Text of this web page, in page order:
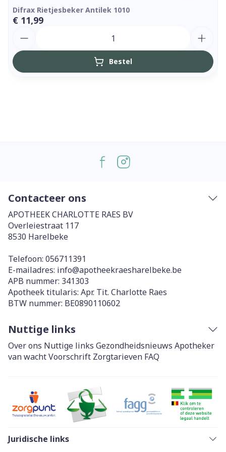
Difrax Rietjesbeker Antilek 1010
€ 11,99
Bestel
Contacteer ons
APOTHEEK CHARLOTTE RAES BV
Overleiestraat 117
8530 Harelbeke
Telefoon: 056711391
E-mailadres: info@apotheekraesharelbeke.be
APB nummer: 341303
Apotheek titularis: Apr. Tit. Charlotte Raes
BTW nummer: BE0890110602
Nuttige links
Over ons Nuttige links Gezondheidsnieuws Apotheker
van wachtVoorschrift Zorgtarieven FAQ
Juridische links